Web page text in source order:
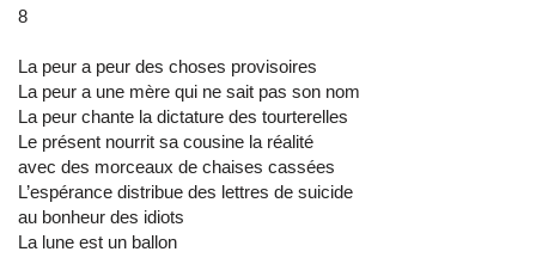
8
La peur a peur des choses provisoires
La peur a une mère qui ne sait pas son nom
La peur chante la dictature des tourterelles
Le présent nourrit sa cousine la réalité
avec des morceaux de chaises cassées
L’espérance distribue des lettres de suicide
au bonheur des idiots
La lune est un ballon